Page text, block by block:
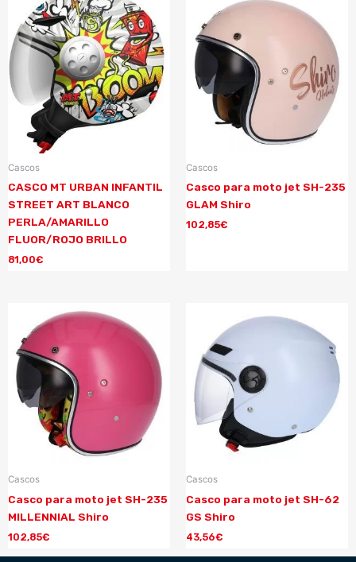
Cascos
CASCO MT URBAN INFANTIL
STREET ART BLANCO
PERLA/AMARILLO
FLUOR/ROJO BRILLO
81,00€
Cascos
Casco para moto jet SH-235
GLAM Shiro
102,85€
Cascos
Casco para moto jet SH-235
MILLENNIAL Shiro
102,85€
Cascos
Casco para moto jet SH-62
GS Shiro
43,56€